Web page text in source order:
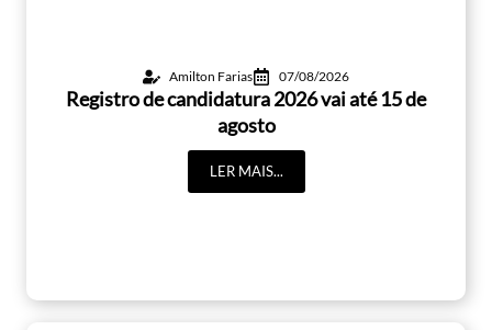
Amilton Farias 07/08/2026
Registro de candidatura 2026 vai até 15 de
agosto
LER MAIS...